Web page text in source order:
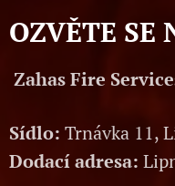
OZVĚTE SE
Zahas Fire
Sídlo: Trnávka 11,
Dodací adresa: